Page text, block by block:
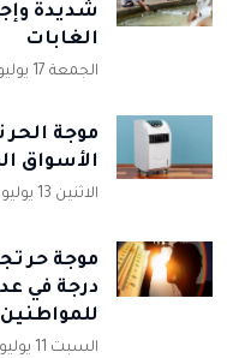
شديدة
الغابات
الجمعة 17 يوليو 2026
موجة
الأسواق
الاثنين 13 يوليو 2026
درجة في
للمواطنين
السبت 11 يوليو 2026